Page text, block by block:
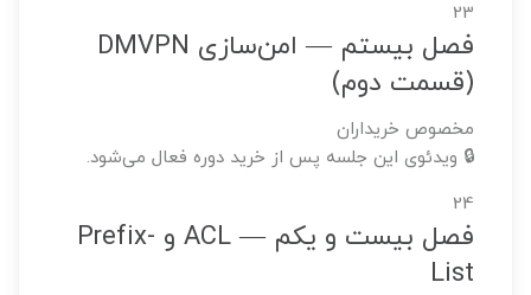
23
فصل بیستم — امن‌سازی DMVPN
(قسمت دوم)
مخصوص خریداران
🔒 ویدئوی این جلسه پس از خرید دوره فعال می‌شود.
24
فصل بیست و یکم — ACL و Prefix-
List